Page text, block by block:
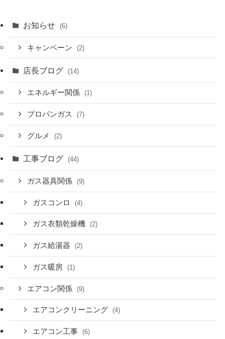
お知らせ (6)
キャンペーン (2)
店長ブログ (14)
エネルギー関係 (1)
プロパンガス (7)
グルメ (2)
工事ブログ (44)
ガス器具関係 (9)
ガスコンロ (4)
ガス衣類乾燥機 (2)
ガス給湯器 (2)
ガス暖房 (1)
エアコン関係 (9)
エアコンクリーニング (4)
エアコン工事 (6)